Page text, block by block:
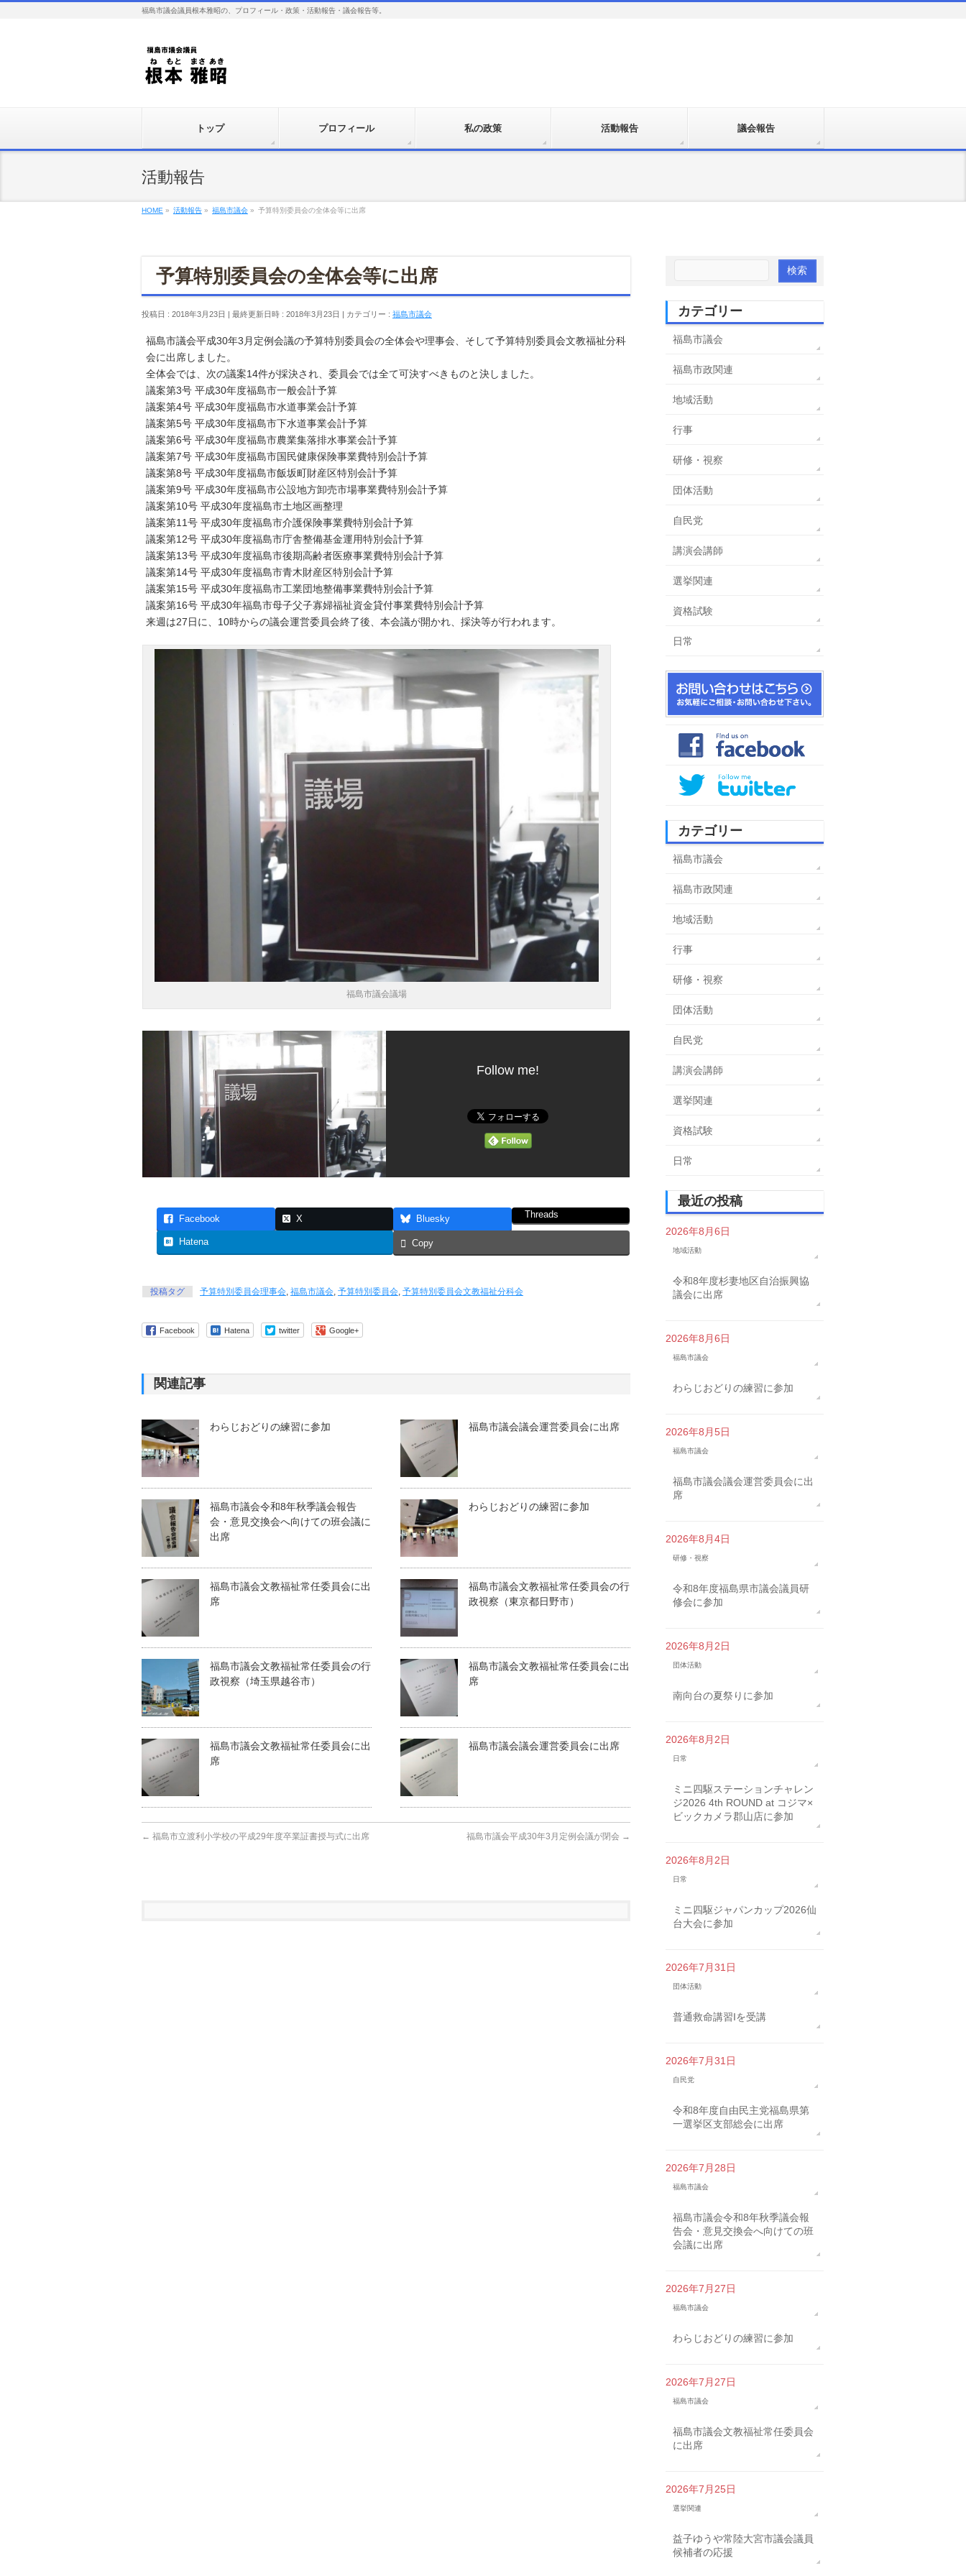
福島市議会議員根本雅昭の、プロフィール・政策・活動報告・議会報告等。
トップ プロフィール 私の政策 活動報告 議会報告
活動報告
HOME » 活動報告 » 福島市議会 » 予算特別委員会の全体会等に出席
予算特別委員会の全体会等に出席
投稿日 : 2018年3月23日 最終更新日時 : 2018年3月23日 カテゴリー : 福島市議会
福島市議会平成30年3月定例会議の予算特別委員会の全体会や理事会、そして予算特別委員会文教福祉分科
会に出席しました。
全体会では、次の議案14件が採決され、委員会では全て可決すべきものと決しました。
議案第3号 平成30年度福島市一般会計予算
議案第4号 平成30年度福島市水道事業会計予算
議案第5号 平成30年度福島市下水道事業会計予算
議案第6号 平成30年度福島市農業集落排水事業会計予算
議案第7号 平成30年度福島市国民健康保険事業費特別会計予算
議案第8号 平成30年度福島市飯坂町財産区特別会計予算
議案第9号 平成30年度福島市公設地方卸売市場事業費特別会計予算
議案第10号 平成30年度福島市土地区画整理
議案第11号 平成30年度福島市介護保険事業費特別会計予算
議案第12号 平成30年度福島市庁舎整備基金運用特別会計予算
議案第13号 平成30年度福島市後期高齢者医療事業費特別会計予算
議案第14号 平成30年度福島市青木財産区特別会計予算
議案第15号 平成30年度福島市工業団地整備事業費特別会計予算
議案第16号 平成30年福島市母子父子寡婦福祉資金貸付事業費特別会計予算
来週は27日に、10時からの議会運営委員会終了後、本会議が開かれ、採決等が行われます。
福島市議会議場
Follow me!
Facebook X Bluesky Threads
Hatena Copy
投稿タグ 予算特別委員会理事会, 福島市議会, 予算特別委員会, 予算特別委員会文教福祉分科会
Facebook Hatena twitter Google+
関連記事
わらじおどりの練習に参加 福島市議会議会運営委員会に出席
福島市議会令和8年秋季議会報告
会・意見交換会へ向けての班会議に
出席
わらじおどりの練習に参加
福島市議会文教福祉常任委員会に出
席
福島市議会文教福祉常任委員会の行
政視察（東京都日野市）
福島市議会文教福祉常任委員会の行
政視察（埼玉県越谷市）
福島市議会文教福祉常任委員会に出
席
福島市議会文教福祉常任委員会に出
席
福島市議会議会運営委員会に出席
← 福島市立渡利小学校の平成29年度卒業証書授与式に出席 福島市議会平成30年3月定例会議が閉会 →
カテゴリー
福島市議会
福島市政関連
地域活動
行事
研修・視察
団体活動
自民党
講演会講師
選挙関連
資格試験
日常
カテゴリー
福島市議会
福島市政関連
地域活動
行事
研修・視察
団体活動
自民党
講演会講師
選挙関連
資格試験
日常
最近の投稿
2026年8月6日
地域活動
令和8年度杉妻地区自治振興協
議会に出席
2026年8月6日
福島市議会
わらじおどりの練習に参加
2026年8月5日
福島市議会
福島市議会議会運営委員会に出
席
2026年8月4日
研修・視察
令和8年度福島県市議会議員研
修会に参加
2026年8月2日
団体活動
南向台の夏祭りに参加
2026年8月2日
日常
ミニ四駆ステーションチャレン
ジ2026 4th ROUND at コジマ×
ビックカメラ郡山店に参加
2026年8月2日
日常
ミニ四駆ジャパンカップ2026仙
台大会に参加
2026年7月31日
団体活動
普通救命講習Iを受講
2026年7月31日
自民党
令和8年度自由民主党福島県第
一選挙区支部総会に出席
2026年7月28日
福島市議会
福島市議会令和8年秋季議会報
告会・意見交換会へ向けての班
会議に出席
2026年7月27日
福島市議会
わらじおどりの練習に参加
2026年7月27日
福島市議会
福島市議会文教福祉常任委員会
に出席
2026年7月25日
選挙関連
益子ゆうや常陸大宮市議会議員
候補者の応援